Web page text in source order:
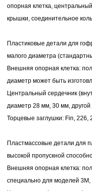
опорная клетка,
крышки, соединительное
Пластиковые детали для
малого диаметра
Внешняя опорная клетка:
диаметр может быть
Центральный сердечник
диаметр 28 мм, 30 мм,
Торцевые заглушки: Fin, 226,
Пластмассовые детали для
высокой пропускной
Внешняя опорная клетка:
специально для моделей 3M,